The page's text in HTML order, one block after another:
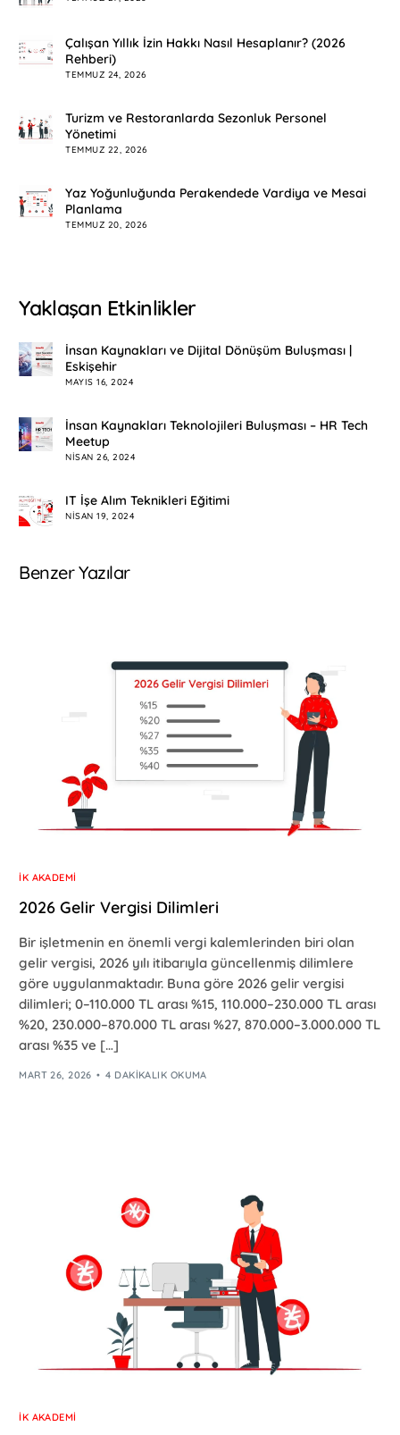
Çalışan Yıllık İzin Hakkı Nasıl Hesaplanır? (2026
Rehberi)
TEMMUZ 24, 2026
Turizm ve Restoranlarda Sezonluk Personel
Yönetimi
TEMMUZ 22, 2026
Yaz Yoğunluğunda Perakendede Vardiya ve Mesai
Planlama
TEMMUZ 20, 2026
Yaklaşan Etkinlikler
İnsan Kaynakları ve Dijital Dönüşüm Buluşması |
Eskişehir
MAYIS 16, 2024
İnsan Kaynakları Teknolojileri Buluşması – HR Tech
Meetup
NISAN 26, 2024
IT İşe Alım Teknikleri Eğitimi
NISAN 19, 2024
Benzer Yazılar
İK AKADEMI
2026 Gelir Vergisi Dilimleri
Bir işletmenin en önemli vergi kalemlerinden biri olan
gelir vergisi, 2026 yılı itibarıyla güncellenmiş dilimlere
göre uygulanmaktadır. Buna göre 2026 gelir vergisi
dilimleri; 0–110.000 TL arası %15, 110.000–230.000 TL arası
%20, 230.000–870.000 TL arası %27, 870.000–3.000.000 TL
arası %35 ve […]
MART 26, 2026 4 DAKIKALIK OKUMA
İK AKADEMI